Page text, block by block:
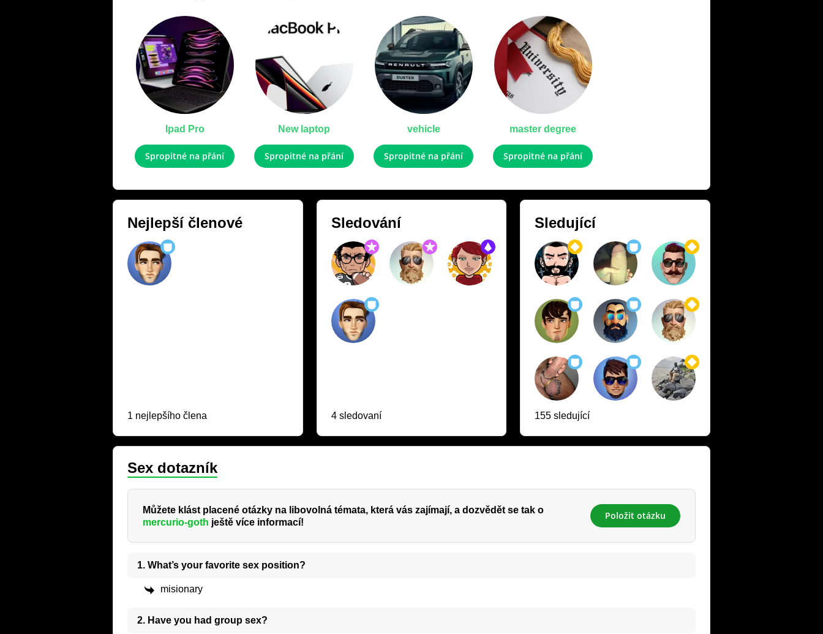
Ipad Pro
Spropitné na přání
New laptop
Spropitné na přání
vehicle
Spropitné na přání
master degree
Spropitné na přání
Nejlepší členové
1 nejlepšího člena
Sledování
4 sledovaní
Sledující
155 sledující
Sex dotazník
Můžete klást placené otázky na libovolná témata, která vás zajímají, a dozvědět se tak o
mercurio-goth ještě více informací!
Položit otázku
1. What’s your favorite sex position?
misionary
2. Have you had group sex?